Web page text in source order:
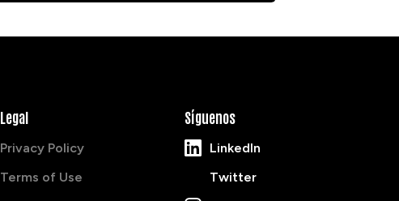
Legal
Privacy Policy
Terms of Use
Síguenos
LinkedIn
Twitter